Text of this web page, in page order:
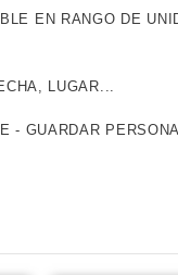
EN RANGO DE
LUGAR...
- GUARDAR